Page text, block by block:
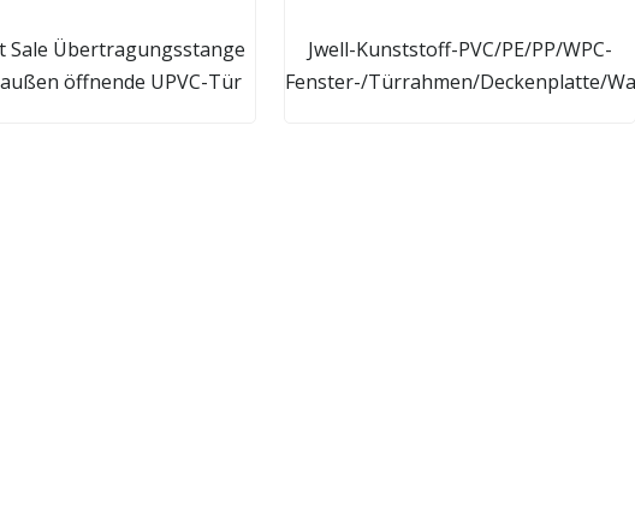
Sale Übertragungsstange
öffnende UPVC-Tür
Jwell-Kunststoff-PVC/PE/PP/WPC-
Fenster-/Türrahmen/Deckenplatte/